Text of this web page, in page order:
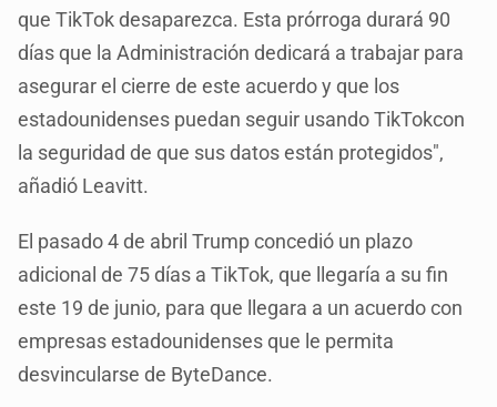
que TikTok desaparezca. Esta prórroga durará 90
días que la Administración dedicará a trabajar para
asegurar el cierre de este acuerdo y que los
estadounidenses puedan seguir usando TikTokcon
la seguridad de que sus datos están protegidos",
añadió Leavitt.
El pasado 4 de abril Trump concedió un plazo
adicional de 75 días a TikTok, que llegaría a su fin
este 19 de junio, para que llegara a un acuerdo con
empresas estadounidenses que le permita
desvincularse de ByteDance.